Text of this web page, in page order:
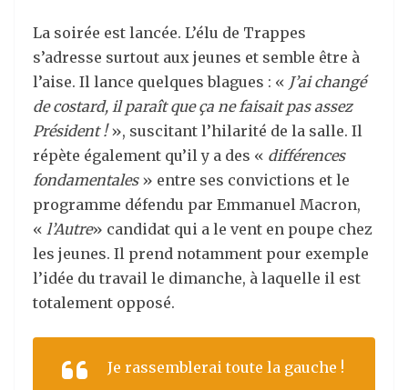
La soirée est lancée. L’élu de Trappes
s’adresse surtout aux jeunes et semble être à
l’aise. Il lance quelques blagues : « J’ai changé
de costard, il paraît que ça ne faisait pas assez
Président !», suscitant l’hilarité de la salle. Il
répète également qu’il y a des « différences
fondamentales» entre ses convictions et le
programme défendu par Emmanuel Macron,
« l’Autre» candidat qui a le vent en poupe chez
les jeunes. Il prend notamment pour exemple
l’idée du travail le dimanche, à laquelle il est
totalement opposé.
Je rassemblerai toute la gauche !